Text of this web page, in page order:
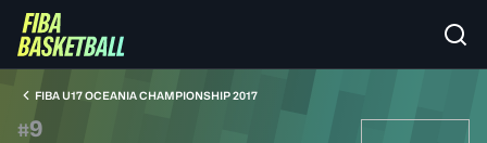
FIBA U17 OCEANIA CHAMPIONSHIP 2017
#9